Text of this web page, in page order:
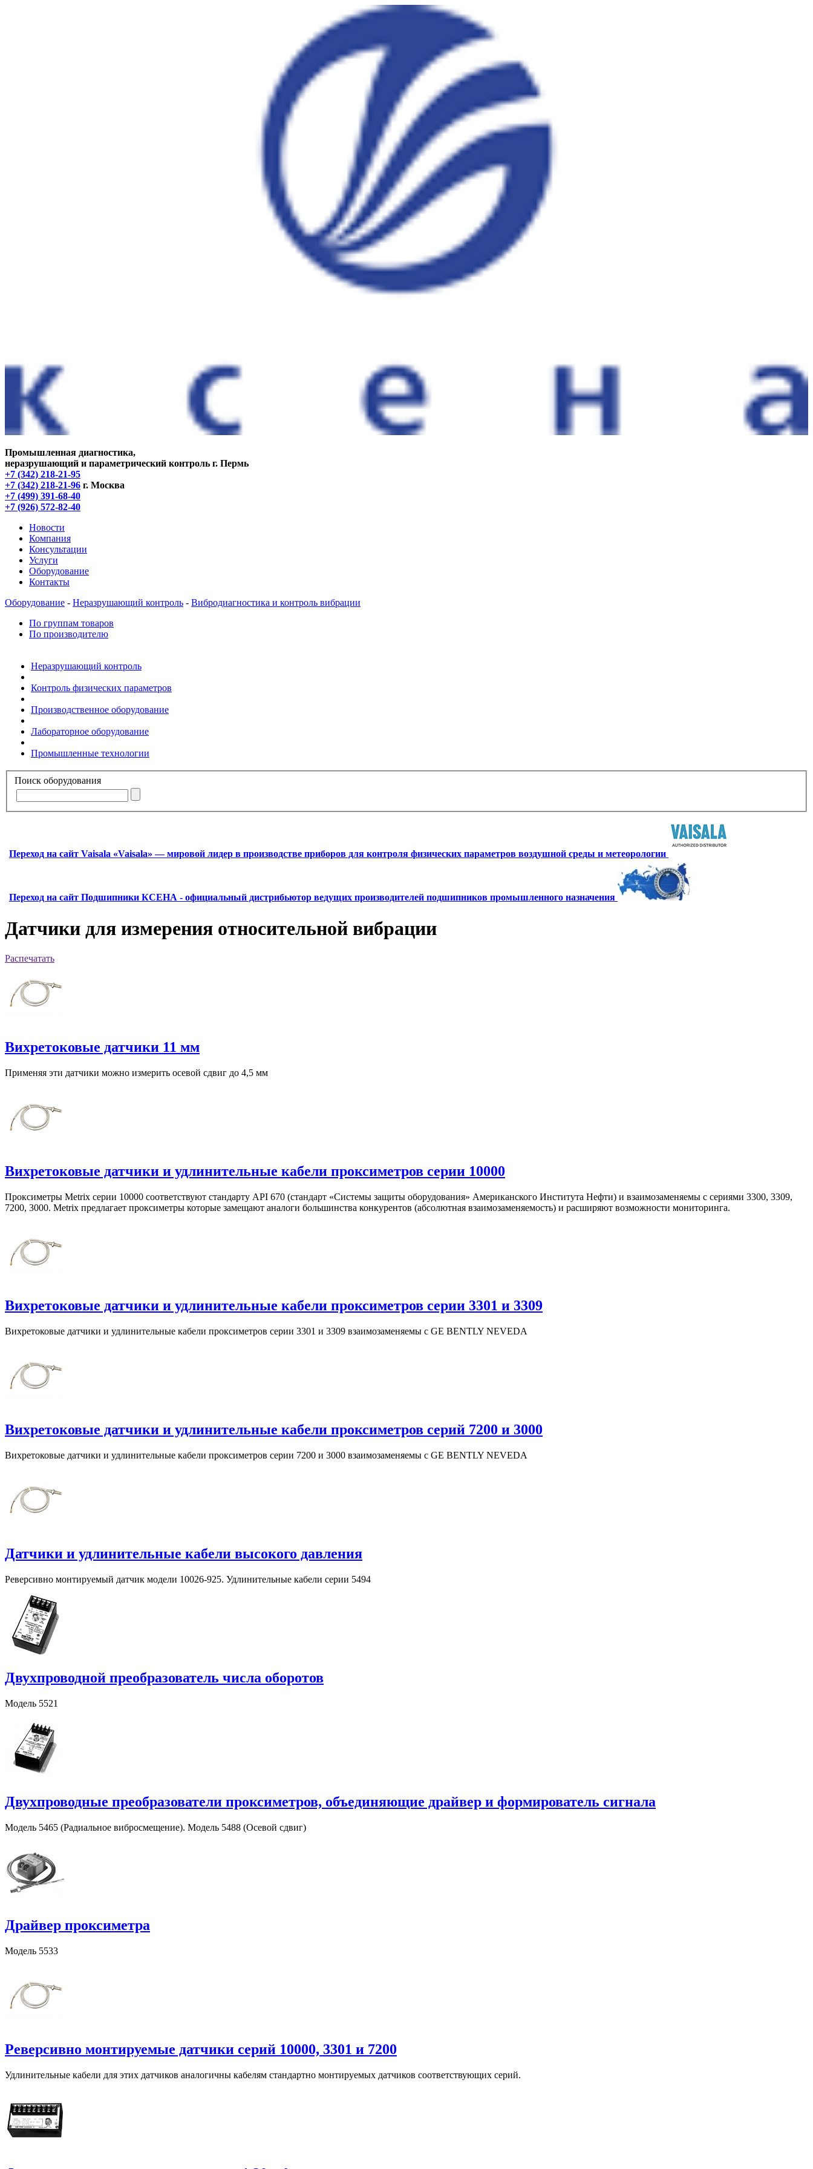
Промышленная диагностика,
неразрушающий и параметрический контроль г. Пермь
+7 (342) 218-21-95
+7 (342) 218-21-96 г. Москва
+7 (499) 391-68-40
+7 (926) 572-82-40
Новости
Компания
Консультации
Услуги
Оборудование
Контакты
Оборудование - Неразрушающий контроль - Вибродиагностика и контроль вибрации
По группам товаров
По производителю
Неразрушающий контроль
Контроль физических параметров
Производственное оборудование
Лабораторное оборудование
Промышленные технологии
Поиск оборудования
Переход на сайт Vaisala «Vaisala» — мировой лидер в производстве приборов для контроля физических параметров воздушной среды и метеорологии
Переход на сайт Подшипники КСЕНА - официальный дистрибьютор ведущих производителей подшипников промышленного назначения
Датчики для измерения относительной вибрации
Распечатать
Вихретоковые датчики 11 мм
Применяя эти датчики можно измерить осевой сдвиг до 4,5 мм
Вихретоковые датчики и удлинительные кабели проксиметров серии 10000
Проксиметры Metrix серии 10000 соответствуют стандарту API 670 (стандарт «Системы защиты оборудования» Американского Института Нефти) и взаимозаменяемы с сериями 3300, 3309,
7200, 3000. Metrix предлагает проксиметры которые замещают аналоги большинства конкурентов (абсолютная взаимозаменяемость) и расширяют возможности мониторинга.
Вихретоковые датчики и удлинительные кабели проксиметров серии 3301 и 3309
Вихретоковые датчики и удлинительные кабели проксиметров серии 3301 и 3309 взаимозаменяемы с GE BENTLY NEVEDA
Вихретоковые датчики и удлинительные кабели проксиметров серий 7200 и 3000
Вихретоковые датчики и удлинительные кабели проксиметров серии 7200 и 3000 взаимозаменяемы с GE BENTLY NEVEDA
Датчики и удлинительные кабели высокого давления
Реверсивно монтируемый датчик модели 10026-925. Удлинительные кабели серии 5494
Двухпроводной преобразователь числа оборотов
Модель 5521
Двухпроводные преобразователи проксиметров, объединяющие драйвер и формирователь сигнала
Модель 5465 (Радиальное вибросмещение). Модель 5488 (Осевой сдвиг)
Драйвер проксиметра
Модель 5533
Реверсивно монтируемые датчики серий 10000, 3301 и 7200
Удлинительные кабели для этих датчиков аналогичны кабелям стандартно монтируемых датчиков соответствующих серий.